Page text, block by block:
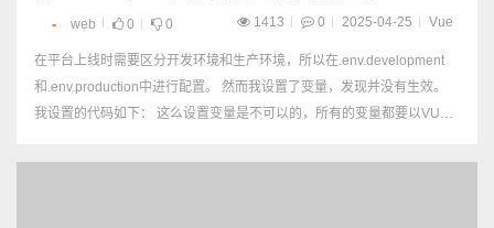
web 0 0 1413 0 2025-04-25 Vue
在平台上线时需要区分开发环境和生产环境，所以在.env.development
和.env.production中进行配置。 然而我设置了变量，发现并没有生效。
我设置的代码如下： 这么设置变量是不可以的，所有的变量都要以VUE_